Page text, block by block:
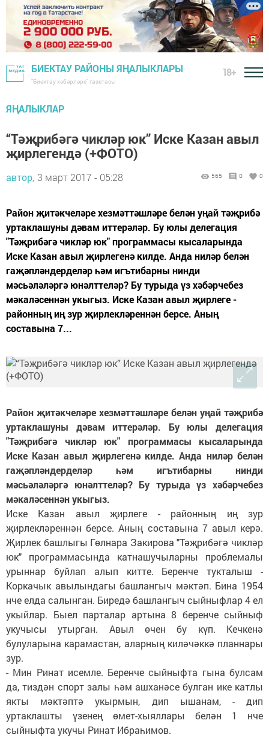
БИЕКТАУ РАЙОНЫ ЯҢАЛЫКЛАРЫ
"Биектау хәбәрләре" газетасы
18+
ЯҢАЛЫКЛАР
“Тәҗрибәгә чикләр юк” Иске Казан авыл
җирлегендә (+ФОТО)
автор, 3 март 2017 - 05:28 565 0 0
Район җитәкчеләре хезмәттәшләре белән уңай тәҗрибә
уртаклашуны дәвам иттерәләр. Бу юлы делегация
"Тәҗрибәгә чикләр юк" программасы кысаларында
Иске Казан авыл җирлегенә килде. Анда ниләр белән
гаҗәпләндерделәр һәм игътибарны нинди
мәсьәләләргә юнәлттеләр? Бу турыда үз хәбәрчебез
мәкаләсеннән укыгыз. Иске Казан авыл җирлеге -
районның иң зур җирлекләреннән берсе. Аның
составына 7...
Район җитәкчеләре хезмәттәшләре белән уңай тәҗрибә
уртаклашуны дәвам иттерәләр. Бу юлы делегация
"Тәҗрибәгә чикләр юк" программасы кысаларында
Иске Казан авыл җирлегенә килде. Анда ниләр белән
гаҗәпләндерделәр һәм игътибарны нинди
мәсьәләләргә юнәлттеләр? Бу турыда үз хәбәрчебез
мәкаләсеннән укыгыз.
Иске Казан авыл җирлеге - районның иң зур
җирлекләреннән берсе. Аның составына 7 авыл керә.
Җирлек башлыгы Гөлнара Закирова "Тәҗрибәгә чикләр
юк" программасында катнашучыларны проблемалы
урыннар буйлап алып китте. Беренче тукталыш -
Коркачык авылындагы башлангыч мәктәп. Бина 1954
нче елда салынган. Биредә башлангыч сыйныфлар 4 ел
укыйлар. Быел парталар артына 8 беренче сыйныф
укучысы утырган. Авыл өчен бу күп. Кечкенә
булуларына карамастан, аларның киләчәккә планнары
зур.
- Мин Ринат исемле. Беренче сыйныфта гына булсам
да, тиздән спорт залы һәм ашханәсе булган ике катлы
якты мәктәптә укырмын, дип ышанам, - дип
уртаклашты үзенең өмет-хыяллары белән 1 нче
сыйныфта укучы Ринат Ибраһимов.